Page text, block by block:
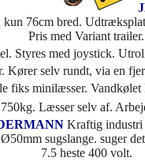
kun 76cm bred.
Pris med Variant trailer.
Styres med joystick.
Kører selv rundt, via en
fiks minilæsser. Vandkølet
Læsser selv af.
Kraftig industri
Ø50mm sugslange. suger
7.5 heste 400 volt.